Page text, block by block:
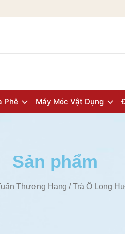
Phê Máy Móc Vật Dụng
Sản phẩm
Thượng Hạng / Trà Ô Long